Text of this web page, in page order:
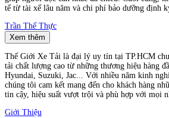
tế từ tài xế lâu năm và chi phí bảo dưỡng định
Trần Thế Thực
Xem thêm
Thế Giới Xe Tải là đại lý uy tín tại TP.HCM
tải chất lượng cao từ những thương hiệu hàng
Hyundai, Suzuki, Jac... Với nhiều năm kinh
chúng tôi cam kết mang đến cho khách hàng
tin cậy, hiệu suất vượt trội và phù hợp với mọi
Giới Thiệu